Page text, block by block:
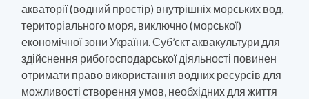
акваторії (водний простір) внутрішніх морських вод,
територіального моря, виключно (морської)
економічної зони України. Суб’єкт аквакультури для
здійснення рибогосподарської діяльності повинен
отримати право використання водних ресурсів для
можливості створення умов, необхідних для життя